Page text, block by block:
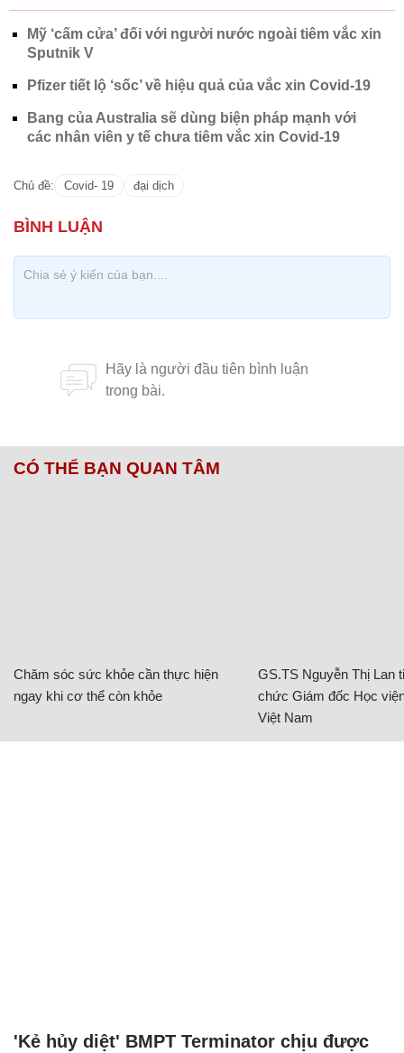
Mỹ ‘cấm cửa’ đối với người nước ngoài tiêm vắc xin
Sputnik V
Pfizer tiết lộ ‘sốc’ về hiệu quả của vắc xin Covid-19
Bang của Australia sẽ dùng biện pháp mạnh với
các nhân viên y tế chưa tiêm vắc xin Covid-19
Chủ đề: Covid- 19 đại dịch
CÓ THỂ BẠN QUAN TÂM
Chăm sóc sức khỏe cần thực hiện
ngay khi cơ thể còn khỏe
GS.TS Nguyễn Thị Lan
chức Giám đốc Học
Việt Nam
'Kẻ hủy diệt' BMPT Terminator chịu được